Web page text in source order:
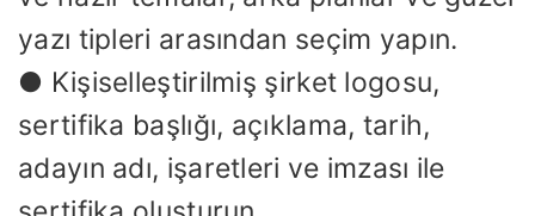
yazı tipleri arasından seçim yapın.
● Kişiselleştirilmiş şirket logosu,
sertifika başlığı, açıklama, tarih,
adayın adı, işaretleri ve imzası ile